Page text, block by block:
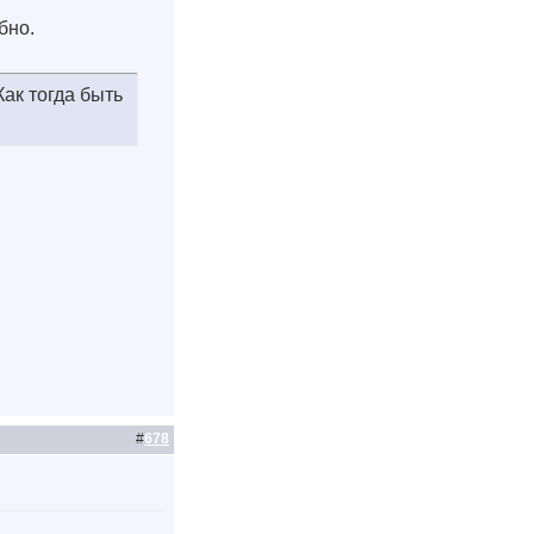
тогда быть
#678